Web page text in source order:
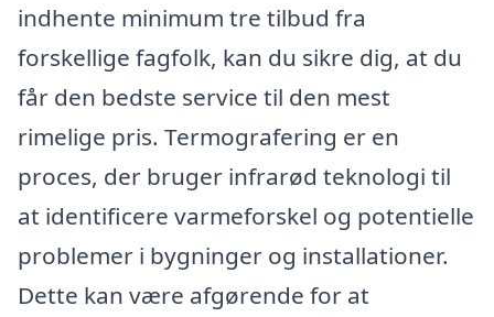
indhente minimum tre tilbud fra
forskellige fagfolk, kan du sikre dig, at du
får den bedste service til den mest
rimelige pris. Termografering er en
proces, der bruger infrarød teknologi til
at identificere varmeforskel og potentielle
problemer i bygninger og installationer.
Dette kan være afgørende for at